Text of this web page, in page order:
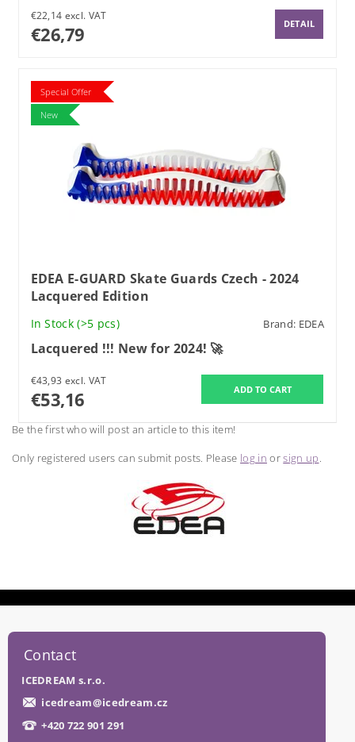
€22,14 excl. VAT
€26,79 DETAIL
Special Offer
New
EDEA E-GUARD Skate Guards Czech - 2024
Lacquered Edition
In Stock(>5 pcs) Brand: EDEA
Lacquered !!! New for 2024! 🚀
€43,93 excl. VAT
€53,16
Be the first who will post an article to this item!
Only registered users can submit posts. Please log in orsign up.
Contact
ICEDREAM s.r.o.
icedream@icedream.cz
+420 722 901 291